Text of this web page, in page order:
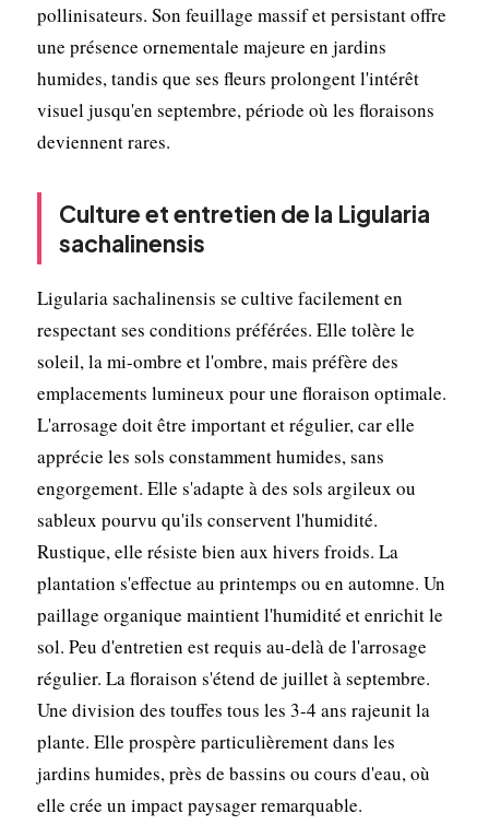
pollinisateurs. Son feuillage massif et persistant offre
une présence ornementale majeure en jardins
humides, tandis que ses fleurs prolongent l'intérêt
visuel jusqu'en septembre, période où les floraisons
deviennent rares.
Culture et entretien de la Ligularia
sachalinensis
Ligularia sachalinensis se cultive facilement en
respectant ses conditions préférées. Elle tolère le
soleil, la mi-ombre et l'ombre, mais préfère des
emplacements lumineux pour une floraison optimale.
L'arrosage doit être important et régulier, car elle
apprécie les sols constamment humides, sans
engorgement. Elle s'adapte à des sols argileux ou
sableux pourvu qu'ils conservent l'humidité.
Rustique, elle résiste bien aux hivers froids. La
plantation s'effectue au printemps ou en automne. Un
paillage organique maintient l'humidité et enrichit le
sol. Peu d'entretien est requis au-delà de l'arrosage
régulier. La floraison s'étend de juillet à septembre.
Une division des touffes tous les 3-4 ans rajeunit la
plante. Elle prospère particulièrement dans les
jardins humides, près de bassins ou cours d'eau, où
elle crée un impact paysager remarquable.